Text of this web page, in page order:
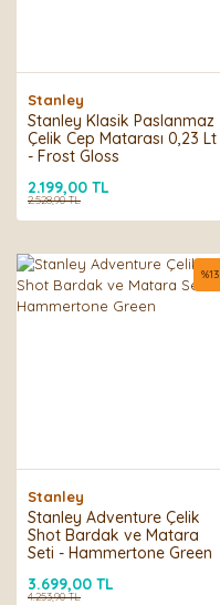
Stanley
Stanley Klasik Paslanmaz
Çelik Cep Matarası 0,23 Lt
- Frost Gloss
2.199,00 TL
2.528,90 TL
Stanley
Stanley Adventure Çelik
Shot Bardak ve Matara
Seti - Hammertone Green
%13
3.699,00 TL
4.253,90 TL